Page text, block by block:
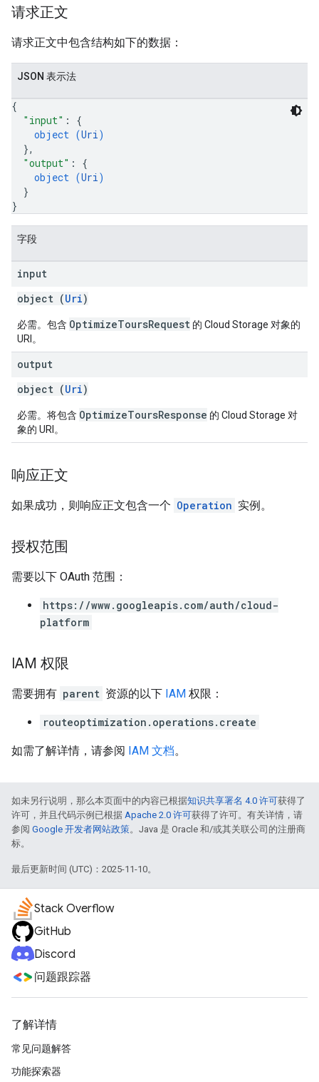
请求正文
请求正文中包含结构如下的数据：
JSON 表示法
{
"input" : {
object (Uri)
},
"output" : {
object (Uri)
}
}
字段
input
object (Uri)
必需。包含 OptimizeToursRequest 的 Cloud Storage 对象的
URI。
output
object (Uri)
必需。将包含 OptimizeToursResponse 的 Cloud Storage 对
象的 URI。
响应正文
如果成功，则响应正文包含一个 Operation 实例。
授权范围
需要以下 OAuth 范围：
https://www.googleapis.com/auth/cloud-
platform
IAM 权限
需要拥有 parent 资源的以下 IAM 权限：
routeoptimization.operations.create
如需了解详情，请参阅 IAM 文档。
如未另行说明，那么本页面中的内容已根据知识共享署名 4.0 许可获得了
许可，并且代码示例已根据 Apache 2.0 许可获得了许可。有关详情，请
参阅 Google 开发者网站政策。Java 是 Oracle 和/或其关联公司的注册商
标。
最后更新时间 (UTC)：2025-11-10。
Stack Overflow
GitHub
Discord
问题跟踪器
了解详情
常见问题解答
功能探索器